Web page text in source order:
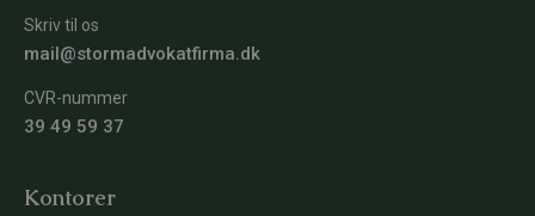
Skriv til os
mail@stormadvokatfirma.dk
CVR-nummer
39 49 59 37
Kontorer